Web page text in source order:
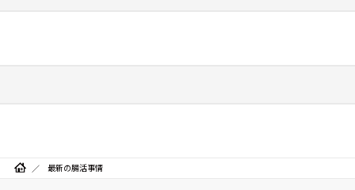
最新の腸活事情